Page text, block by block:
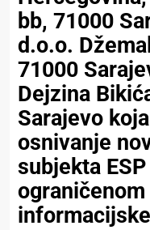
bb, 71000
d.o.o.
71000
Dejzina
Sarajevo
osnivanje
subjekta